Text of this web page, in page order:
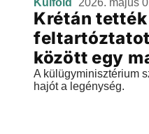
Külföld 2026. május
Krétán
között egy
A külügyminisztérium
hajót a legénység.